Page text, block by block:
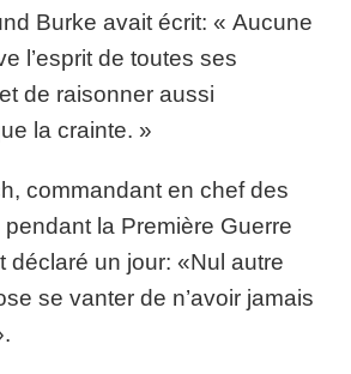
Burke avait écrit: « Aucune
l’esprit de toutes ses
de raisonner aussi
la crainte. »
commandant en chef des
la Première Guerre
déclaré un jour: «Nul autre
se vanter de n’avoir jamais